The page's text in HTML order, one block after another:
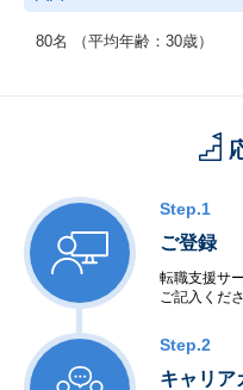
80名 （平均年齢：30歳）
Step.1
ご登録
転職支援サ
ご記入くださ
Step.2
キャリア